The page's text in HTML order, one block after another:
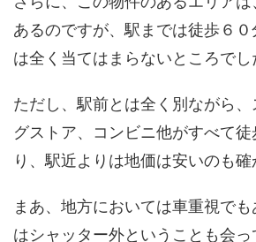
あるのですが、駅までは徒歩６
は全く当てはまらないところでし
ただし、駅前とは全く別ながら
グストア、コンビニ他がすべて
り、駅近よりは地価は安いのも確
まあ、地方においては車重視で
はシャッター外ということも会